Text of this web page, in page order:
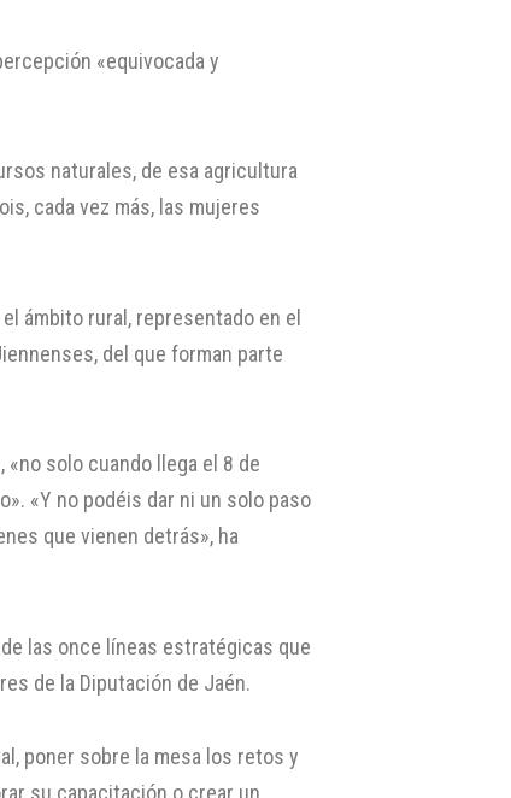
«equivocada y
naturales, de esa agricultura
cada vez más, las mujeres
ámbito rural, representado en el
del que forman parte
solo cuando llega el 8 de
«Y no podéis dar ni un solo paso
que vienen detrás», ha
las once líneas estratégicas que
de la Diputación de Jaén.
poner sobre la mesa los retos y
su capacitación o crear un